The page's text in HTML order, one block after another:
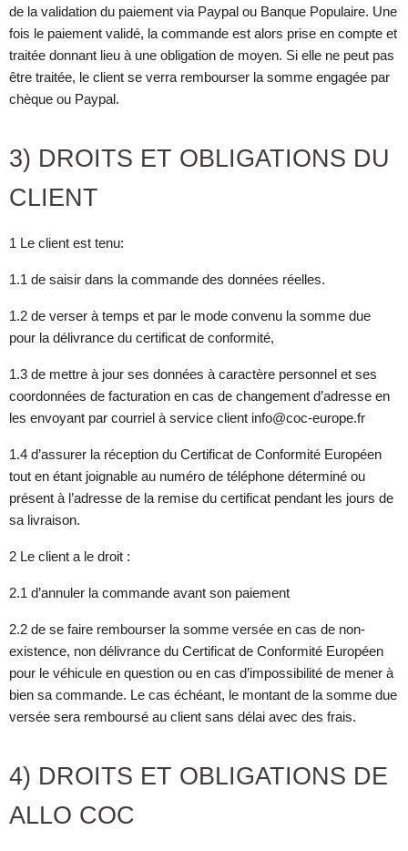
de la validation du paiement via Paypal ou Banque Populaire. Une
fois le paiement validé, la commande est alors prise en compte et
traitée donnant lieu à une obligation de moyen. Si elle ne peut pas
être traitée, le client se verra rembourser la somme engagée par
chèque ou Paypal.
3) DROITS ET OBLIGATIONS DU
CLIENT
1 Le client est tenu:
1.1 de saisir dans la commande des données réelles.
1.2 de verser à temps et par le mode convenu la somme due
pour la délivrance du certificat de conformité,
1.3 de mettre à jour ses données à caractère personnel et ses
coordonnées de facturation en cas de changement d’adresse en
les envoyant par courriel à service client info@coc-europe.fr
1.4 d’assurer la réception du Certificat de Conformité Européen
tout en étant joignable au numéro de téléphone déterminé ou
présent à l’adresse de la remise du certificat pendant les jours de
sa livraison.
2 Le client a le droit :
2.1 d’annuler la commande avant son paiement
2.2 de se faire rembourser la somme versée en cas de non-
existence, non délivrance du Certificat de Conformité Européen
pour le véhicule en question ou en cas d’impossibilité de mener à
bien sa commande. Le cas échéant, le montant de la somme due
versée sera remboursé au client sans délai avec des frais.
4) DROITS ET OBLIGATIONS DE
ALLO COC